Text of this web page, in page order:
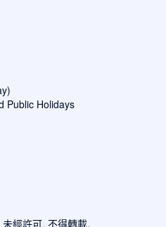
Public Holidays
經許可, 不得轉載.